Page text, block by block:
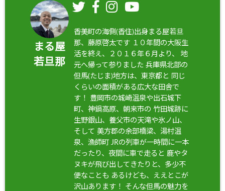
まる屋
若旦那
香美町の海側(香住)出身まる屋若旦
那、藤原啓太です １０年間の大阪生
活を終え、２０１６年６月より、 地
元へ帰って参りました 兵庫県北部の
但馬(たじま)地方は、東京都と 同じ
くらいの面積がある広大な田舎で
す！ 豊岡市の城崎温泉や出石城下
町、神鍋高原、朝来市の 竹田城跡に
生野銀山、養父市の天滝や氷ノ山、
そして 美方郡の余部橋梁、湯村温
泉、漁師町 JRの列車が一時間に一本
だったり、夜間に車で走ると 鹿やタ
ヌキが飛び出してきたりと、多少不
便なことも あるけども、ええとこが
沢山あります！ そんな但馬の魅力を